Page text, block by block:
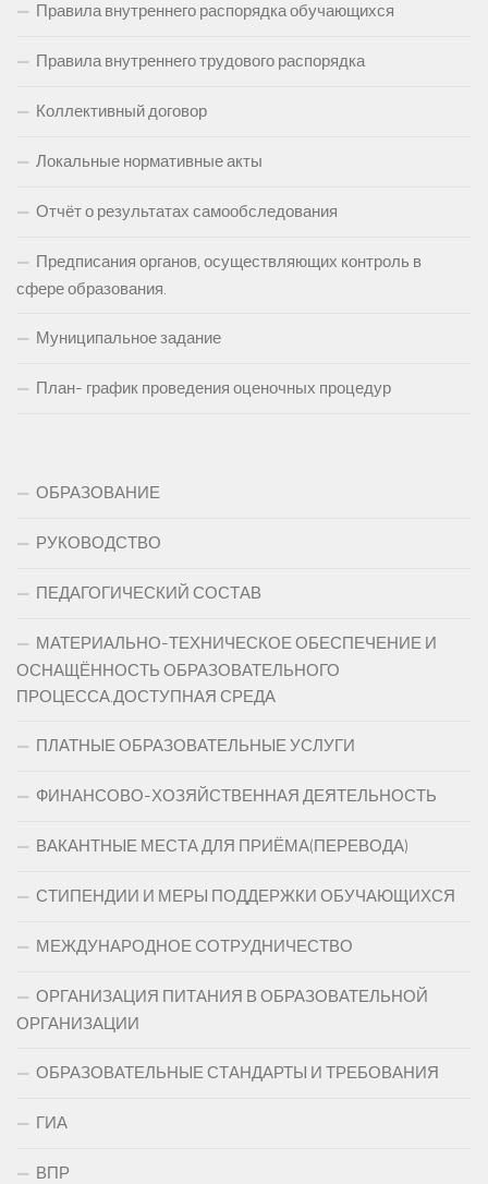
Правила внутреннего распорядка обучающихся
Правила внутреннего трудового распорядка
Коллективный договор
Локальные нормативные акты
Отчёт о результатах самообследования
Предписания органов, осуществляющих контроль в
сфере образования.
Муниципальное задание
План- график проведения оценочных процедур
ОБРАЗОВАНИЕ
РУКОВОДСТВО
ПЕДАГОГИЧЕСКИЙ СОСТАВ
МАТЕРИАЛЬНО-ТЕХНИЧЕСКОЕ ОБЕСПЕЧЕНИЕ И
ОСНАЩЁННОСТЬ ОБРАЗОВАТЕЛЬНОГО
ПРОЦЕССА.ДОСТУПНАЯ СРЕДА
ПЛАТНЫЕ ОБРАЗОВАТЕЛЬНЫЕ УСЛУГИ
ФИНАНСОВО-ХОЗЯЙСТВЕННАЯ ДЕЯТЕЛЬНОСТЬ
ВАКАНТНЫЕ МЕСТА ДЛЯ ПРИЁМА(ПЕРЕВОДА)
СТИПЕНДИИ И МЕРЫ ПОДДЕРЖКИ ОБУЧАЮЩИХСЯ
МЕЖДУНАРОДНОЕ СОТРУДНИЧЕСТВО
ОРГАНИЗАЦИЯ ПИТАНИЯ В ОБРАЗОВАТЕЛЬНОЙ
ОРГАНИЗАЦИИ
ОБРАЗОВАТЕЛЬНЫЕ СТАНДАРТЫ И ТРЕБОВАНИЯ
ГИА
ВПР